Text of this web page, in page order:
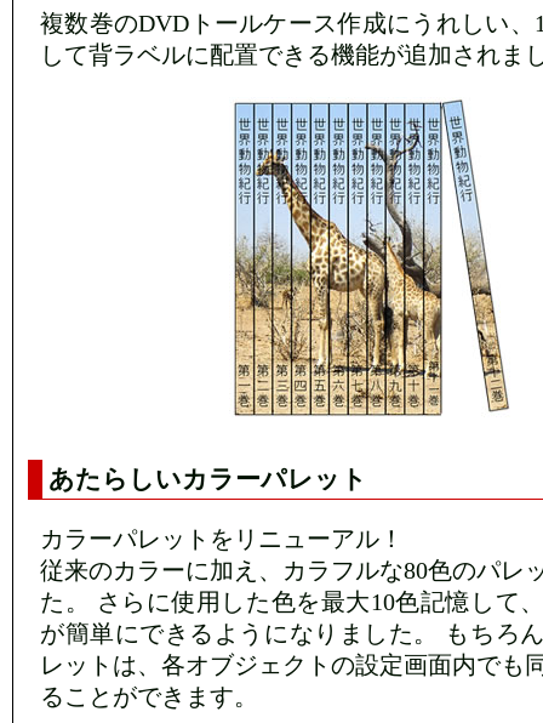
複数巻のDVDトールケース作成にうれしい、
して背ラベルに配置できる機能が追加されま
あたらしいカラーパレット
カラーパレットをリニューアル！
従来のカラーに加え、カラフルな80色のパレ
た。 さらに使用した色を最大10色記憶して
が簡単にできるようになりました。 もちろ
レットは、各オブジェクトの設定画面内でも
ることができます。